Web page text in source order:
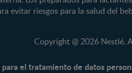
evitar riesgos para la salud del
Copyright @ 2026 Nestlé.
el tratamiento de datos